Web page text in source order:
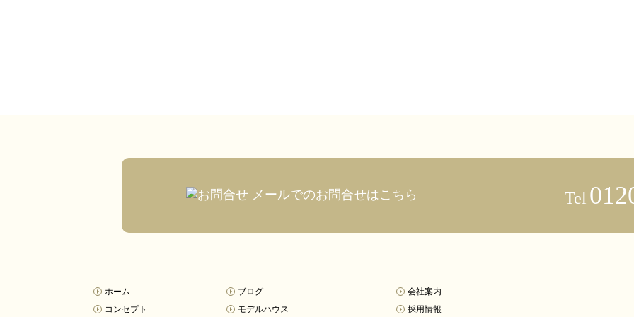
メールでのお問合せはこちら Tel
ホーム
コンセプト
ブログ
モデルハウス
会社案内
採用情報